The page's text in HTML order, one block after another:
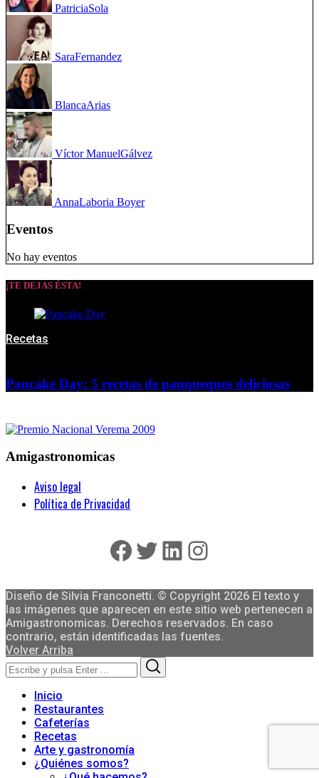
PatriciaSola
SaraFernandez
BlancaArias
Víctor ManuelGálvez
AnnaLaboria Boyer
Eventos
No hay eventos
¡TE DEJAS ÉSTA!
Recetas
Pancake Day: 5 recetas de panqueques deliciosas
Amigastronomicas
Aviso legal
Política de Privacidad
Facebook
Twitter
LinkedIn
Instagram
Diseño de Silvia Franconetti. © Copyright 2026 El texto y
las imágenes que aparecen en este sitio web pertenecen a
Amigastronomicas. Derechos reservados. En caso
contrario, están identificadas las fuentes.
Volver Arriba
Search
for:
Inicio
Restaurantes
Cafeterías
Recetas
Arte y gastronomía
¿Quiénes somos?